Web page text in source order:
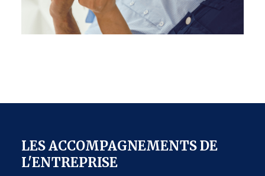
LES ACCOMPAGNEMENTS DE
L'ENTREPRISE